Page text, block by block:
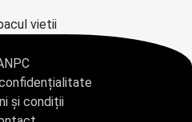
și condiții